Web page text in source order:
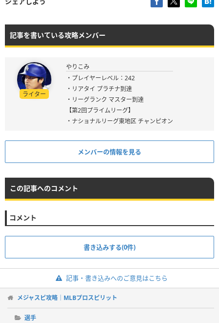
記事を書いている攻略メンバー
ライター
やりこみ
・プレイヤーレベル：242
・リアタイ プラチナ到達
・リーグランク マスター到達
【第2回プライムリーグ】
・ナショナルリーグ東地区 チャンピオン
メンバーの情報を見る
この記事へのコメント
コメント
書き込みする(0件)
記事・書き込みへのご意見はこちら
メジャスピ攻略｜MLBプロスピリット
選手